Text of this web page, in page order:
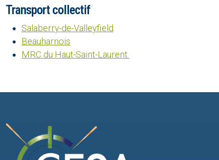
Transport collectif
Salaberry-de-Valleyfield
Beauharnois
MRC du Haut-Saint-Laurent